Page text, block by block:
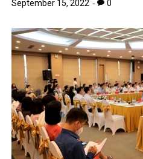
September 15, 2022 0